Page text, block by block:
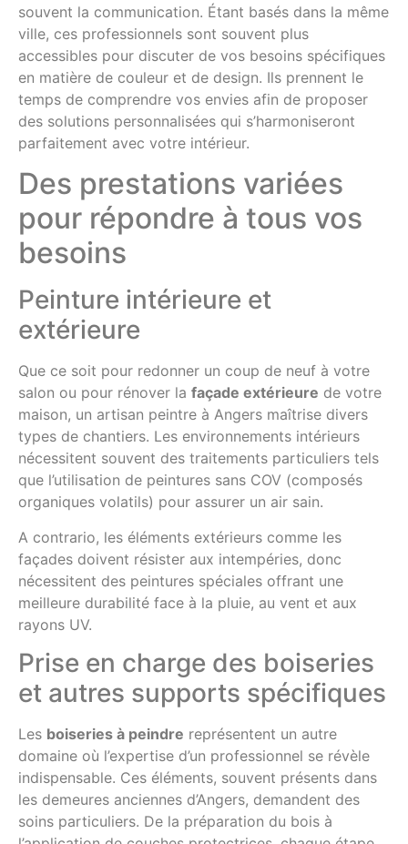
souvent la communication. Étant basés dans la même
ville, ces professionnels sont souvent plus
accessibles pour discuter de vos besoins spécifiques
en matière de couleur et de design. Ils prennent le
temps de comprendre vos envies afin de proposer
des solutions personnalisées qui s’harmoniseront
parfaitement avec votre intérieur.
Des prestations variées
pour répondre à tous vos
besoins
Peinture intérieure et
extérieure
Que ce soit pour redonner un coup de neuf à votre
salon ou pour rénover la façade extérieure de votre
maison, un artisan peintre à Angers maîtrise divers
types de chantiers. Les environnements intérieurs
nécessitent souvent des traitements particuliers tels
que l’utilisation de peintures sans COV (composés
organiques volatils) pour assurer un air sain.
A contrario, les éléments extérieurs comme les
façades doivent résister aux intempéries, donc
nécessitent des peintures spéciales offrant une
meilleure durabilité face à la pluie, au vent et aux
rayons UV.
Prise en charge des boiseries
et autres supports spécifiques
Les boiseries à peindre représentent un autre
domaine où l’expertise d’un professionnel se révèle
indispensable. Ces éléments, souvent présents dans
les demeures anciennes d’Angers, demandent des
soins particuliers. De la préparation du bois à